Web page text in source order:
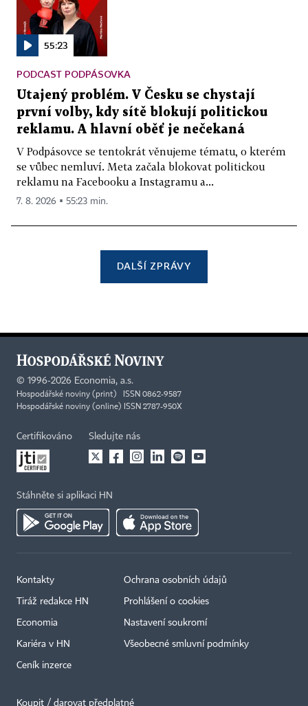
55:23
PODCAST PODPÁSOVKA
Utajený problém. V Česku se chystají
první volby, kdy sítě blokují politickou
reklamu. A hlavní oběť je nečekaná
V Podpásovce se tentokrát věnujeme tématu, o kterém
se vůbec nemluví. Meta začala blokovat politickou
reklamu na Facebooku a Instagramu a...
7. 8. 2026 ▪ 55:23 min.
DALŠÍ ZPRÁVY
© 1996-2026 Economia, a.s.
Hospodářské noviny (print) ISSN 0862-9587
Hospodářské noviny (online) ISSN 2787-950X
Certifikováno Sledujte nás
Stáhněte si aplikaci HN
Kontakty
Tiráž redakce HN
Economia
Kariéra v HN
Ceník inzerce
Ochrana osobních údajů
Prohlášení o cookies
Nastavení soukromí
Všeobecné smluvní podmínky
Koupit / darovat předplatné